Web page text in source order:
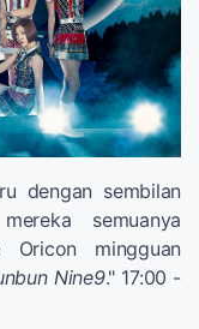
dengan sembilan
semuanya
mingguan
Nine9." 17:00 -